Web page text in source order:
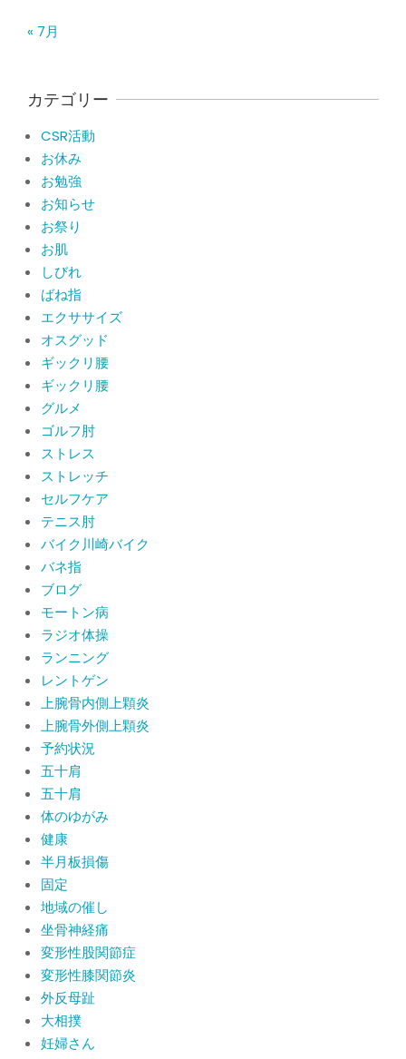
By: 院長 山下 On: 2026年5月22日
« 7月
カテゴリー
CSR活動
お休み
お勉強
お知らせ
お祭り
お肌
しびれ
ばね指
エクササイズ
オスグッド
ギックリ腰
ギックリ腰
グルメ
ゴルフ肘
ストレス
ストレッチ
セルフケア
テニス肘
バイク川崎バイク
バネ指
ブログ
モートン病
ラジオ体操
ランニング
レントゲン
上腕骨内側上顆炎
上腕骨外側上顆炎
予約状況
五十肩
五十肩
体のゆがみ
健康
半月板損傷
固定
地域の催し
坐骨神経痛
変形性股関節症
変形性膝関節炎
外反母趾
大相撲
妊婦さん